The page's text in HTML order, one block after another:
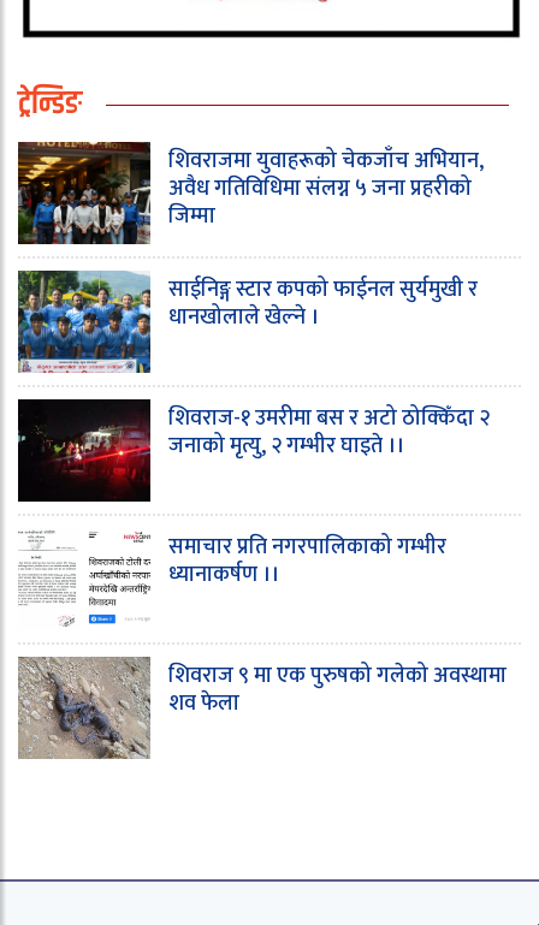
ट्रेन्डिङ
शिवराजमा युवाहरूको चेकजाँच अभियान,
अवैध गतिविधिमा संलग्न ५ जना प्रहरीको
जिम्मा
साईनिङ्ग स्टार कपको फाईनल सुर्यमुखी र
धानखोलाले खेल्ने ।
शिवराज-१ उमरीमा बस र अटो ठोक्किँदा २
जनाको मृत्यु, २ गम्भीर घाइते ।।
समाचार प्रति नगरपालिकाको गम्भीर
ध्यानाकर्षण ।।
शिवराज ९ मा एक पुरुषको गलेको अवस्थामा
शव फेला